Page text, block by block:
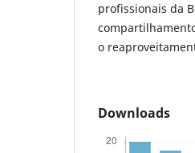
profissionais da
o
Downloads